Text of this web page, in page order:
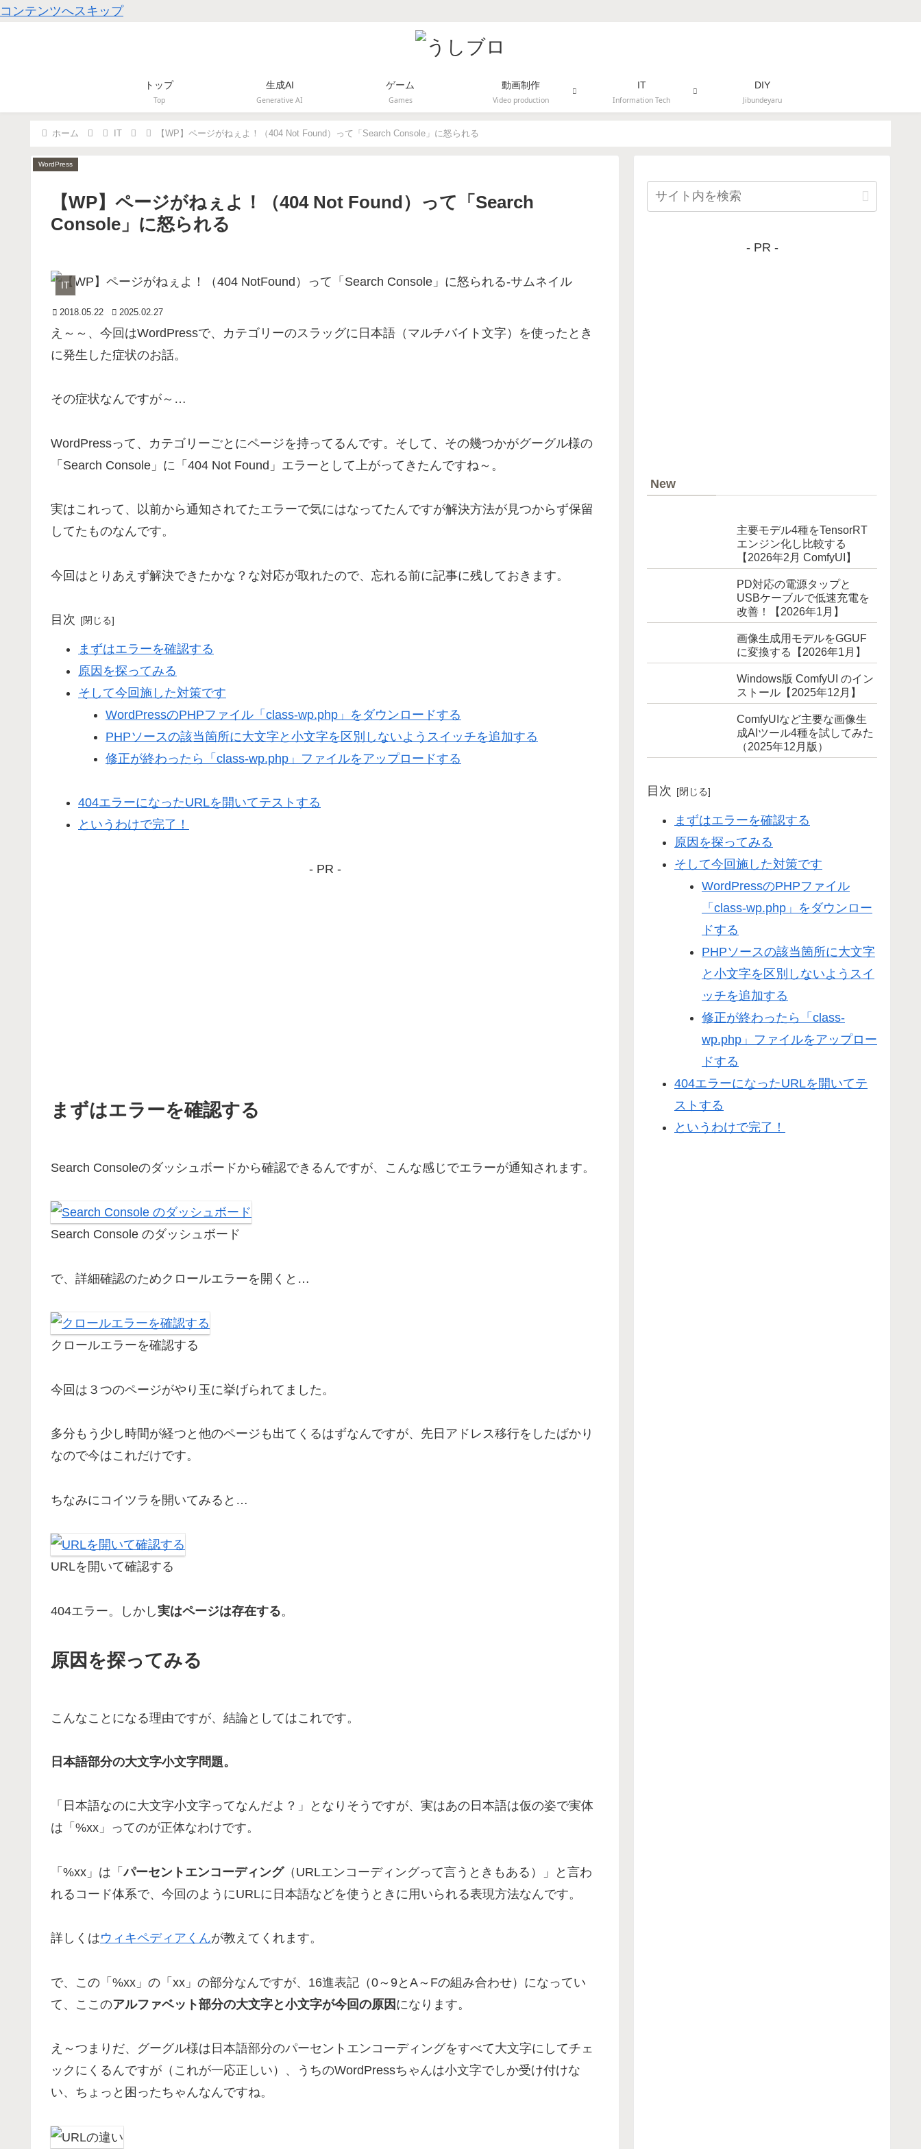
コンテンツへスキップ
トップ
Top
生成AI
Generative AI
ゲーム
Games
動画制作
Video production
IT
Information Tech
DIY
Jibundeyaru
ホーム IT 【WP】ページがねぇよ！（404 Not Found）って「Search Console」に怒られる
【WP】ページがねぇよ！（404 Not Found）って「Search
Console」に怒られる
IT
2018.05.22 2025.02.27
え～～、今回はWordPressで、カテゴリーのスラッグに日本語（マルチバイト文字）を使ったとき
に発生した症状のお話。
その症状なんですが～…
WordPressって、カテゴリーごとにページを持ってるんです。そして、その幾つかがグーグル様の
「Search Console」に「404 Not Found」エラーとして上がってきたんですね～。
実はこれって、以前から通知されてたエラーで気にはなってたんですが解決方法が見つからず保留
してたものなんです。
今回はとりあえず解決できたかな？な対応が取れたので、忘れる前に記事に残しておきます。
目次
まずはエラーを確認する
原因を探ってみる
そして今回施した対策です
WordPressのPHPファイル「class-wp.php」をダウンロードする
PHPソースの該当箇所に大文字と小文字を区別しないようスイッチを追加する
修正が終わったら「class-wp.php」ファイルをアップロードする
404エラーになったURLを開いてテストする
というわけで完了！
- PR -
まずはエラーを確認する
Search Consoleのダッシュボードから確認できるんですが、こんな感じでエラーが通知されます。
Search Console のダッシュボード
で、詳細確認のためクロールエラーを開くと…
クロールエラーを確認する
今回は３つのページがやり玉に挙げられてました。
多分もう少し時間が経つと他のページも出てくるはずなんですが、先日アドレス移行をしたばかり
なので今はこれだけです。
ちなみにコイツラを開いてみると…
URLを開いて確認する
404エラー。しかし実はページは存在する。
原因を探ってみる
こんなことになる理由ですが、結論としてはこれです。
日本語部分の大文字小文字問題。
「日本語なのに大文字小文字ってなんだよ？」となりそうですが、実はあの日本語は仮の姿で実体
は「%xx」ってのが正体なわけです。
「%xx」は「パーセントエンコーディング（URLエンコーディングって言うときもある）」と言わ
れるコード体系で、今回のようにURLに日本語などを使うときに用いられる表現方法なんです。
詳しくはウィキペディアくんが教えてくれます。
で、この「%xx」の「xx」の部分なんですが、16進表記（0～9とA～Fの組み合わせ）になってい
て、ここのアルファベット部分の大文字と小文字が今回の原因 になります。
え～つまりだ、グーグル様は日本語部分のパーセントエンコーディングをすべて大文字にしてチェ
ックにくるんですが（これが一応正しい）、うちのWordPressちゃんは小文字でしか受け付けな
い、ちょっと困ったちゃんなんですね。
IT
IT
WordPress
WordPress
IT
WordPress
- PR -
New
主要モデル4種をTensorRT
エンジン化し比較する
【2026年2月 ComfyUI】
PD対応の電源タップと
USBケーブルで低速充電を
改善！【2026年1月】
画像生成用モデルをGGUF
に変換する【2026年1月】
Windows版 ComfyUI のイン
ストール【2025年12月】
ComfyUIなど主要な画像生
成AIツール4種を試してみた
（2025年12月版）
目次
まずはエラーを確認する
原因を探ってみる
そして今回施した対策です
WordPressのPHPファイル
「class-wp.php」をダウンロー
ドする
PHPソースの該当箇所に大文字
と小文字を区別しないようスイ
ッチを追加する
修正が終わったら「class-
wp.php」ファイルをアップロー
ドする
404エラーになったURLを開いてテ
ストする
というわけで完了！